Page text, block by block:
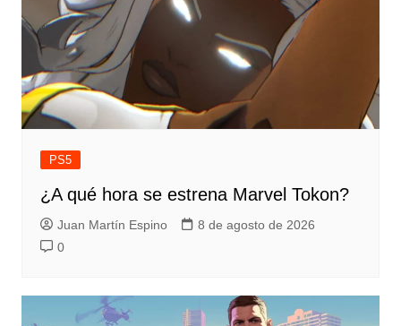
PS5
¿A qué hora se estrena Marvel Tokon?
Juan Martín Espino
8 de agosto de 2026
0